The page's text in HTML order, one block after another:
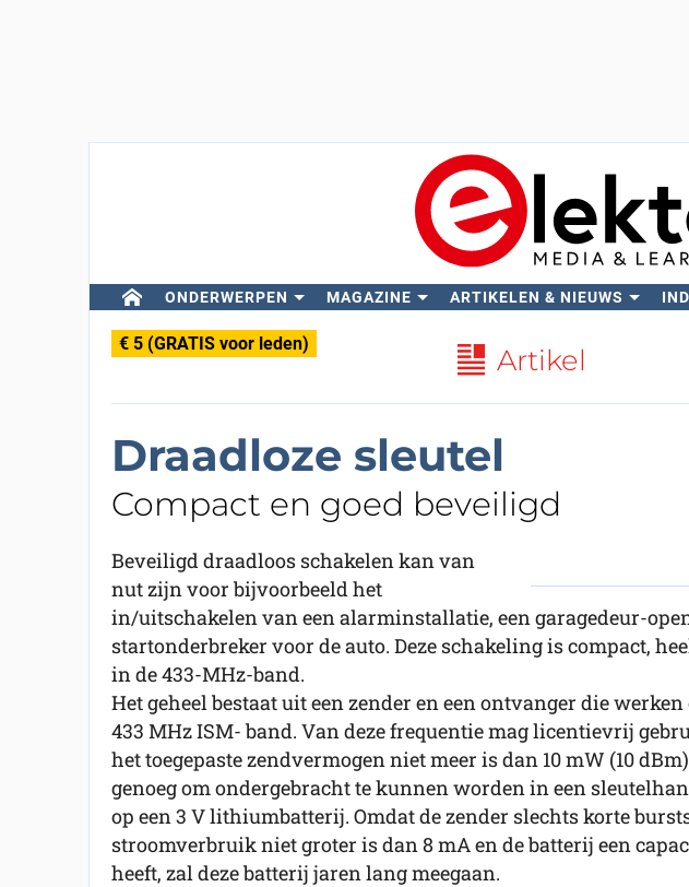
ONDERWERPEN MAGAZINE ARTIKELEN & NIEUWS
€ 5 (GRATIS voor leden) Artikel
Draadloze sleutel
Compact en goed beveiligd
Beveiligd draadloos schakelen kan van
nut zijn voor bijvoorbeeld het
in/uitschakelen van een alarminstallatie, een garagedeur-
startonderbreker voor de auto. Deze schakeling is compact,
in de 433-MHz-band.
Het geheel bestaat uit een zender en een ontvanger die
433 MHz ISM- band. Van deze frequentie mag licentievrij
het toegepaste zendvermogen niet meer is dan 10 mW (10
genoeg om ondergebracht te kunnen worden in een
op een 3 V lithiumbatterij. Omdat de zender slechts korte
stroomverbruik niet groter is dan 8 mA en de batterij een
heeft, zal deze batterij jaren lang meegaan.